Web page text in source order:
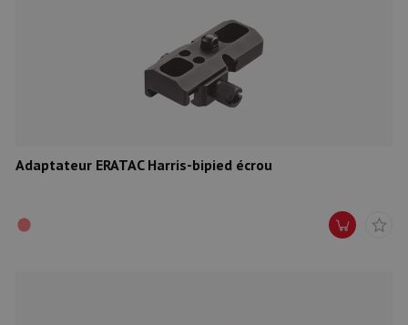
Adaptateur ERATAC Harris-bipied écrou